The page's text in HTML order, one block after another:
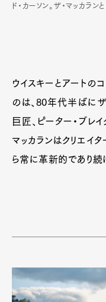
ド・カーソン。ザ・マッカ
ウイスキーとアートの
のは、80年代半ばに
巨匠、ピーター・ブレ
マッカランはクリエイ
ら常に革新的であり続